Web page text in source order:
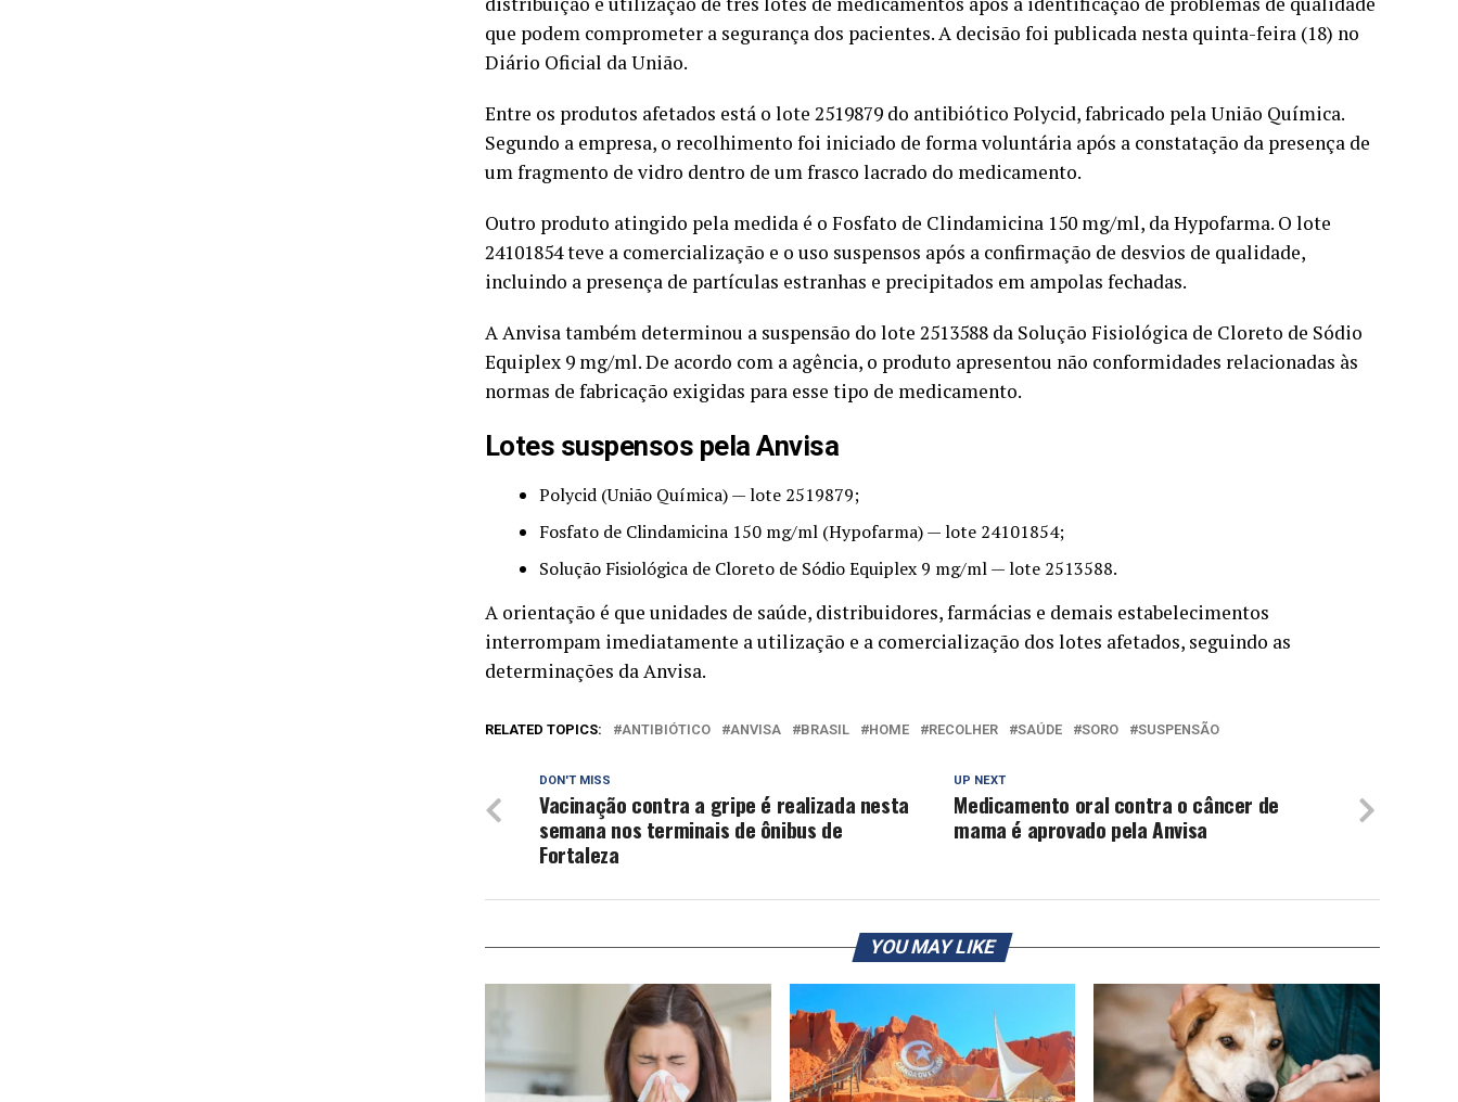
que podem comprometer a segurança dos pacientes. A decisão foi publicada nesta quinta-feira (18) no
Diário Oficial da União.
Entre os produtos afetados está o lote 2519879 do antibiótico Polycid, fabricado pela União Química.
Segundo a empresa, o recolhimento foi iniciado de forma voluntária após a constatação da presença de
um fragmento de vidro dentro de um frasco lacrado do medicamento.
Outro produto atingido pela medida é o Fosfato de Clindamicina 150 mg/ml, da Hypofarma. O lote
24101854 teve a comercialização e o uso suspensos após a confirmação de desvios de qualidade,
incluindo a presença de partículas estranhas e precipitados em ampolas fechadas.
A Anvisa também determinou a suspensão do lote 2513588 da Solução Fisiológica de Cloreto de Sódio
Equiplex 9 mg/ml. De acordo com a agência, o produto apresentou não conformidades relacionadas às
normas de fabricação exigidas para esse tipo de medicamento.
Lotes suspensos pela Anvisa
Polycid (União Química) — lote 2519879;
Fosfato de Clindamicina 150 mg/ml (Hypofarma) — lote 24101854;
Solução Fisiológica de Cloreto de Sódio Equiplex 9 mg/ml — lote 2513588.
A orientação é que unidades de saúde, distribuidores, farmácias e demais estabelecimentos
interrompam imediatamente a utilização e a comercialização dos lotes afetados, seguindo as
determinações da Anvisa.
RELATED TOPICS: ANTIBIÓTICO ANVISA BRASIL HOME RECOLHER SAÚDE SORO SUSPENSÃO
UP NEXT
Medicamento oral contra o câncer de
mama é aprovado pela Anvisa
DON'T MISS
Vacinação contra a gripe é realizada nesta
semana nos terminais de ônibus de
Fortaleza
YOU MAY LIKE